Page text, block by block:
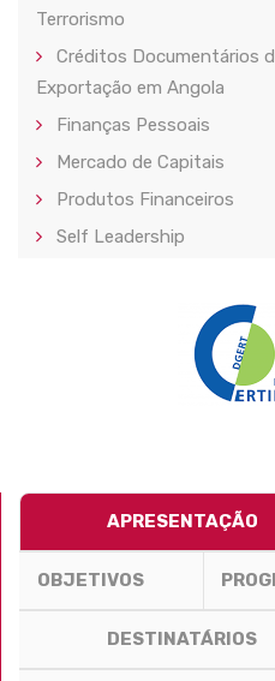
Terrorismo
Créditos Documentários
Exportação em Angola
Finanças Pessoais
Mercado de Capitais
Produtos Financeiros
Self Leadership
APRESENTAÇÃO
OBJETIVOS
DESTINATÁRIOS